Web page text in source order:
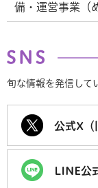
備・運営事業（
SNS
旬な情報を発信して
公式X（
LINE公